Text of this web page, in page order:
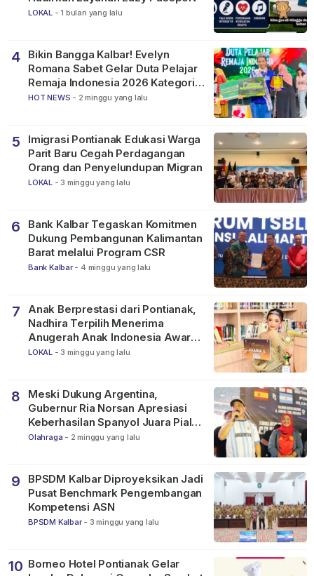
LOKAL - 1 bulan yang lalu
4
Bikin Bangga Kalbar! Evelyn
Romana Sabet Gelar Duta Pelajar
Remaja Indonesia 2026 Kategori
SMP
HOT NEWS - 2 minggu yang lalu
5
Imigrasi Pontianak Edukasi Warga
Parit Baru Cegah Perdagangan
Orang dan Penyelundupan Migran
LOKAL - 3 minggu yang lalu
6
Bank Kalbar Tegaskan Komitmen
Dukung Pembangunan Kalimantan
Barat melalui Program CSR
Bank Kalbar - 4 minggu yang lalu
7
Anak Berprestasi dari Pontianak,
Nadhira Terpilih Menerima
Anugerah Anak Indonesia Awards
2026
LOKAL - 3 minggu yang lalu
8
Meski Dukung Argentina,
Gubernur Ria Norsan Apresiasi
Keberhasilan Spanyol Juara Piala
Dunia FIFA 2026
Olahraga - 2 minggu yang lalu
9
BPSDM Kalbar Diproyeksikan Jadi
Pusat Benchmark Pengembangan
Kompetensi ASN
BPSDM Kalbar - 3 minggu yang lalu
10 Borneo Hotel Pontianak Gelar